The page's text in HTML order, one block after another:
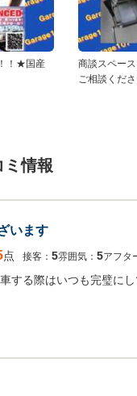
！★国産
商談スペー
ご相談くだ
ミ情報
います
点 接客： 5雰囲気： 5アフタ
する際はいつも完璧に